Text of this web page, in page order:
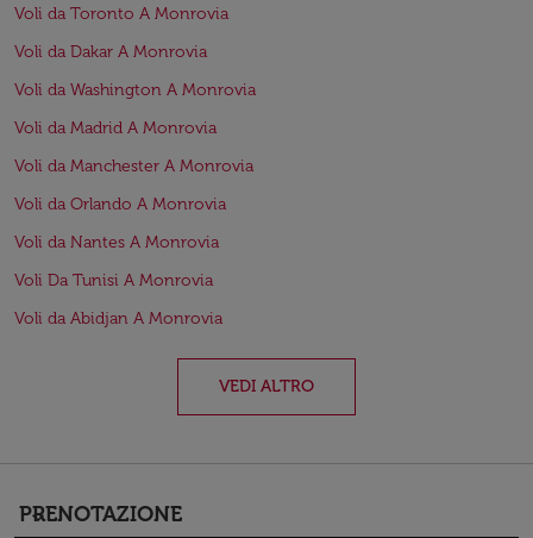
Voli da Toronto A Monrovia
Voli da Dakar A Monrovia
Voli da Washington A Monrovia
Voli da Madrid A Monrovia
Voli da Manchester A Monrovia
Voli da Orlando A Monrovia
Voli da Nantes A Monrovia
Voli Da Tunisi A Monrovia
Voli da Abidjan A Monrovia
VEDI ALTRO
PRENOTAZIONE
keyboard_arrow_down